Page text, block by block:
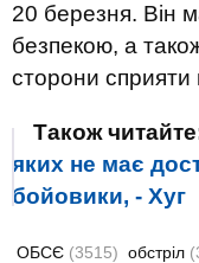
20 березня. Він
безпекою, а
сторони сприяти
Також
яких не має
бойовики, - Хуг
ОБСЄ (3515) обстріл